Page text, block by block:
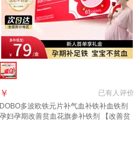
已有人评价
￥
DOBO多波欧铁元片补气血补铁补血铁剂
孕妇孕期改善贫血花旗参补铁剂 【改善贫